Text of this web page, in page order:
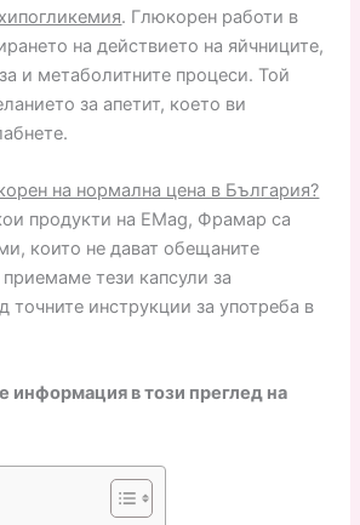
. Глюкорен работи в
на действието на яйчниците,
и метаболитните процеси. Той
за апетит, което ви
на нормална цена в България?
продукти на EMag, Фрамар са
които не дават обещаните
приемаме тези капсули за
точните инструкции за употреба в
информация в този преглед на